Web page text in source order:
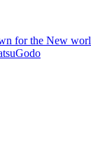
for the New